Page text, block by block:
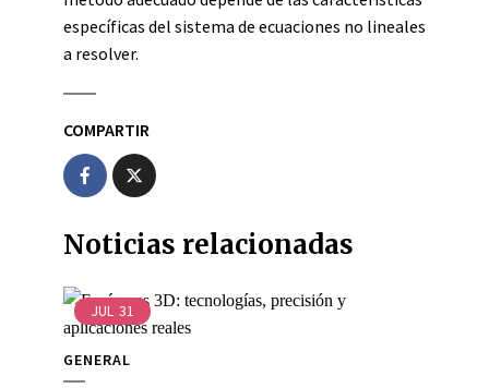
específicas del sistema de ecuaciones no lineales
a resolver.
COMPARTIR
Noticias relacionadas
JUL 31
GENERAL